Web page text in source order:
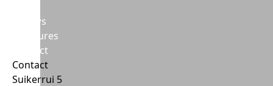
Nieuws
Vacatures
Contact
Contact
Suikerrui 5